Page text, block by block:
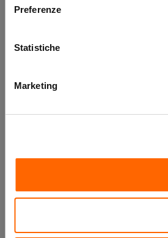
Preferenze
Statistiche
Marketing